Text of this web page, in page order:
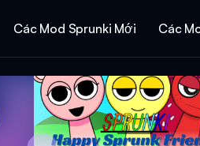
Các Mod Sprunki Mới Các